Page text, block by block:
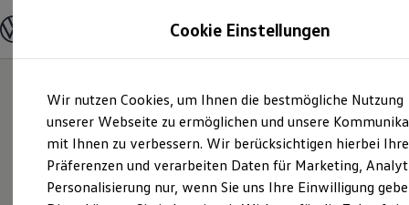
Hauptinhalt
springen
Footer
springen
Modelle und Konfigurator
Modelle vergleichen
Elektroautos
ENERGY Sondermodelle
Nutzfahrzeuge
SUV und CUV
Familienautos
Kombis
Cookie Einstellungen
Wir nutzen Cookies, um Ihnen die bestmögliche Nutzung
unserer Webseite zu ermöglichen und unsere
mit Ihnen zu verbessern. Wir berücksichtigen hierbei Ihre
Präferenzen und verarbeiten Daten für Marketing,
Personalisierung nur, wenn Sie uns Ihre Einwilligung